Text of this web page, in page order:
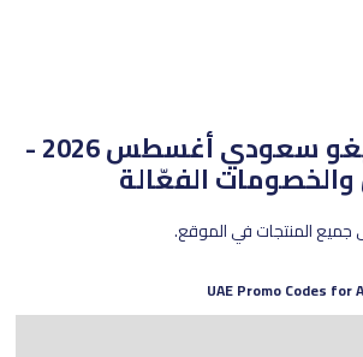
سعودي أغسطس 2026 -
الفعّالة